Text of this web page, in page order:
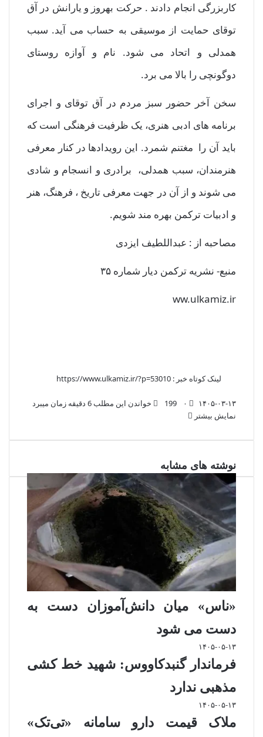
کاربزرگی انجام دادند . حرکت بهروز و یارانش در آق
توقای حمایت از موسیقی به حساب می آید. سبب
همدلی و اتحاد می شود. نام و آوازه روستای
دوگونچی را بالا می برد.
سخن آخر حضور سبز مردم در آق توقای و اجرای
برنامه های ادبی هنری، یک ظرفیت فرهنگی است که
باید آن را مغتنم شمرد. این رویدادها در کنار معرفی
هنرمندان، سبب همدلی، برادری و انسجام و شادی
می شوند و از آن در جهت معرفی تاریخ ، فرهنگ، هنر
و ادبیات ترکمن بهره مند شویم.
مصاحبه از : عبداللطیف ایزدی
منبع- نشریه ترکمن دیار شماره ۳۵
ww.ulkamiz.ir
لینک کوتاه خبر : https://www.ulkamiz.ir/?p=53010
۱۴۰۵-۰۳-۱۳ ۰
خواندن این مطلب 6 دقیقه زمان میبرد
نمایش بیشتر
نوشته های مشابه
«ناس» میان دانش‌آموزان دست به
دست می شود
۱۴۰۵-۰۵-۱۳
فرماندار گنبدکاووس: شهید خط کشی
مذهبی ندارد
۱۴۰۵-۰۵-۱۳
ملاک قیمت دارو سامانه «تی‌تک»